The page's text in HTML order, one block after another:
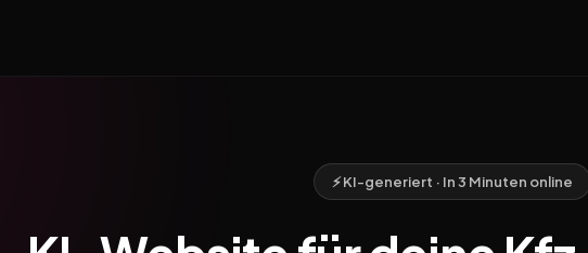
⚡ KI-generiert · In 3 Minuten online